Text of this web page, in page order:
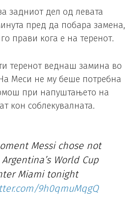
задниот дел од левата
пред да побара замена,
прави кога е на теренот.
теренот веднаш замина во
Меси не му беше потребна
при напуштањето на
кон соблекувалната.
Messi chose not
World Cup
Miami tonight
9h0qmuMqgQ